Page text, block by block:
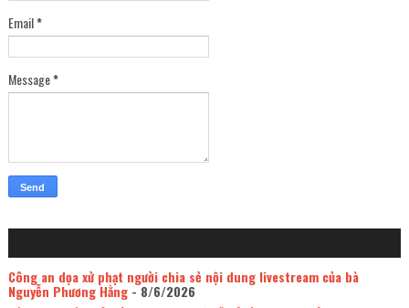
Email*
Message*
Công an dọa xử phạt người chia sẻ nội dung livestream của bà
Nguyễn Phương Hằng- 8/6/2026